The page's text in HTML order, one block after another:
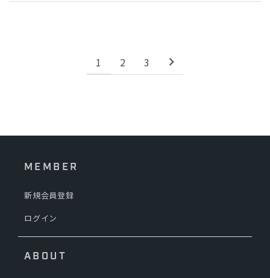
1 2 3
MEMBER
新規会員登録
ログイン
ABOUT